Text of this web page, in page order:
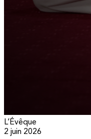
L’Évêque
2 juin 2026